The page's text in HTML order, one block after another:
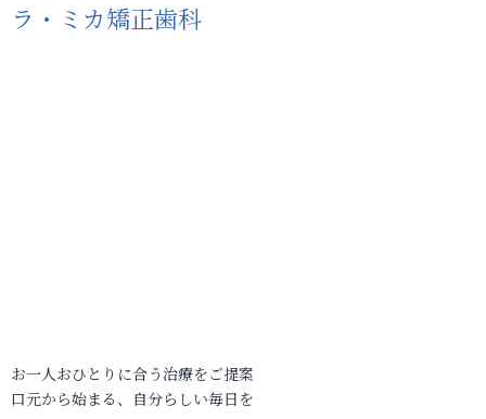
ラ・ミカ矯正歯科
お一人おひとりに合う治療をご提案
口元から始まる、自分らしい毎日を